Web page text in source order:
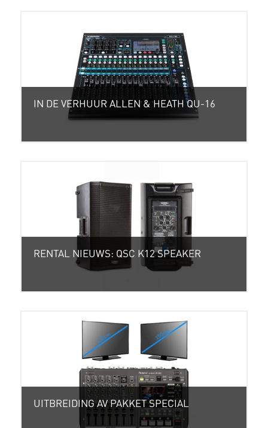
IN DE VERHUUR ALLEN & HEATH QU-16
RENTAL NIEUWS: QSC K12 SPEAKER
UITBREIDING AV PAKKET SPECIAL